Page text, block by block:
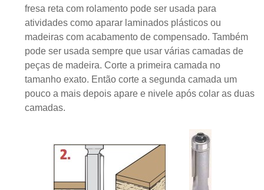
fresa reta com rolamento pode ser usada para
atividades como aparar laminados plásticos ou
madeiras com acabamento de compensado. Também
pode ser usada sempre que usar várias camadas de
peças de madeira. Corte a primeira camada no
tamanho exato. Então corte a segunda camada um
pouco a mais depois apare e nivele após colar as duas
camadas.